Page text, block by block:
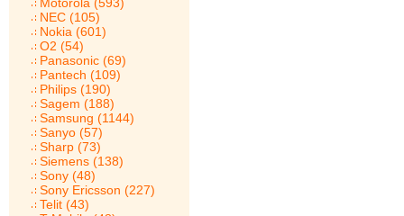
NEC (105)
Nokia (601)
O2 (54)
Panasonic (69)
Pantech (109)
Philips (190)
Sagem (188)
Samsung (1144)
Sanyo (57)
Sharp (73)
Siemens (138)
Sony (48)
Sony Ericsson (227)
Telit (43)